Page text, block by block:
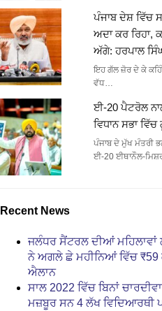
ਪੰਜਾਬ ਦੇਸ਼ ਵਿੱਚ
ਅਦਾ ਕਰ ਰਿਹਾ,
ਅੱਗੇ: ਹਰਪਾਲ
ਇਹ ਗੱਲ ਜ਼ੋਰ ਦੇ ਕੇ
ਵੱਧ…
ਈ-20 ਪੈਟਰੋਲ
ਵਿਧਾਨ ਸਭਾ
ਪੰਜਾਬ ਦੇ ਮੁੱਖ ਮੰਤਰੀ
ਈ-20 ਈਥਾਨੌਲ-
Recent News
ਜਲੰਧਰ ਸੈਂਟਰਲ ਦੀਆਂ ਮਹਿਲਾਵਾਂ
ਨੇ ਅਗਲੇ ਛੇ ਮਹੀਨਿਆਂ ਵਿੱਚ ₹59
ਐਲਾਨ
ਸਾਲ 2022 ਵਿੱਚ ਬਿਨਾਂ
ਮਜ਼ਬੂਰ ਸਨ 4 ਲੱਖ ਵਿਦਿਆਰਥੀ